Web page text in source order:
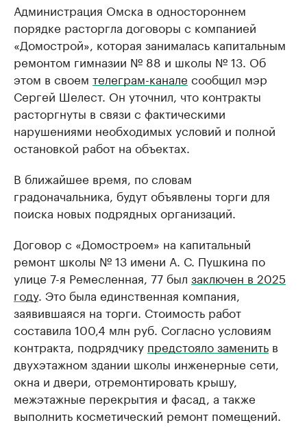
Администрация Омска в одностороннем
порядке расторгла договоры с компанией
«Домострой», которая занималась капитальным
ремонтом гимназии № 88 и школы № 13. Об
этом в своем телеграм-канале сообщил мэр
Сергей Шелест. Он уточнил, что контракты
расторгнуты в связи с фактическими
нарушениями необходимых условий и полной
остановкой работ на объектах.
В ближайшее время, по словам
градоначальника, будут объявлены торги для
поиска новых подрядных организаций.
Договор с «Домостроем» на капитальный
ремонт школы № 13 имени А. С. Пушкина по
улице 7-я Ремесленная, 77 был заключен в 2025
году. Это была единственная компания,
заявившаяся на торги. Стоимость работ
составила 100,4 млн руб. Согласно условиям
контракта, подрядчику предстояло заменить в
двухэтажном здании школы инженерные сети,
окна и двери, отремонтировать крышу,
межэтажные перекрытия и фасад, а также
выполнить косметический ремонт помещений.